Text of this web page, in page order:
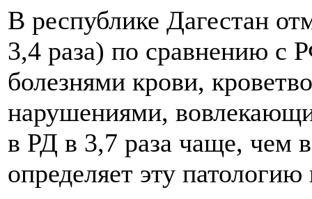
В республике Дагестан
3,4 раза) по сравнению с
болезнями крови,
нарушениями,
в РД в 3,7 раза чаще, чем
определяет эту